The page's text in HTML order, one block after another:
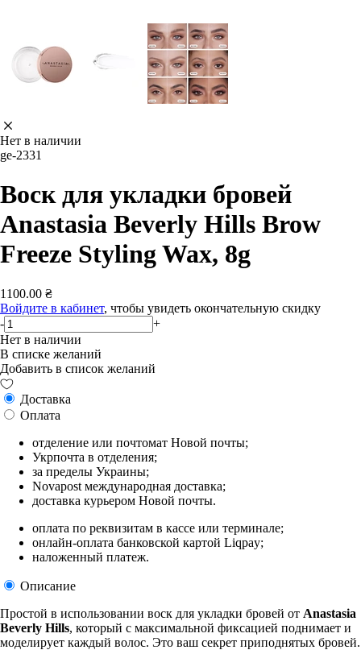
Нет в наличии
ge-2331
Воск для укладки бровей
Anastasia Beverly Hills Brow
Freeze Styling Wax, 8g
1100.00 ₴
Войдите в кабинет, чтобы увидеть окончательную скидку
-
+
Нет в наличии
В списке желаний
Добавить в список желаний
Доставка
Оплата
отделение или почтомат Новой почты;
Укрпочта в отделения;
за пределы Украины;
Novapost международная доставка;
доставка курьером Новой почты.
оплата по реквизитам в кассе или терминале;
онлайн-оплата банковской картой Liqpay;
наложенный платеж.
Описание
Простой в использовании воск для укладки бровей от Anastasia
Beverly Hills, который с максимальной фиксацией поднимает и
моделирует каждый волос. Это ваш секрет приподнятых бровей.